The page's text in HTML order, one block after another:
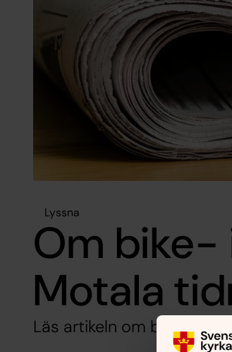
Lyssna
Om bike-
Motala
Läs artikeln om bike-in